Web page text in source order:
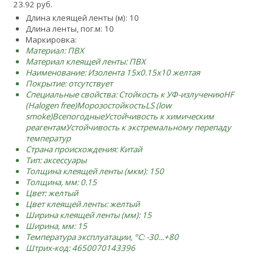
23.92 руб.
Длина клеящей ленты (м): 10
Длина ленты, пог.м: 10
Маркировка:
Материал: ПВХ
Материал клеящей ленты: ПВХ
Наименование: Изолента 15х0.15х10 желтая
Покрытие: отсутствует
Специальные свойства:Стойкость к УФ-излучениюHF
(Halogen free)МорозостойкостьLS (low
smoke)ВсепогодныеУстойчивость к химическим
реагентамУстойчивость к экстремальному перепаду
температур
Страна происхождения: Китай
Тип: аксессуары
Толщина клеящей ленты (мкм): 150
Толщина, мм: 0.15
Цвет: желтый
Цвет клеящей ленты: желтый
Ширина клеящей ленты (мм): 15
Ширина, мм: 15
Температура эксплуатации, °C: -30...+80
Штрих-код: 4650070143396